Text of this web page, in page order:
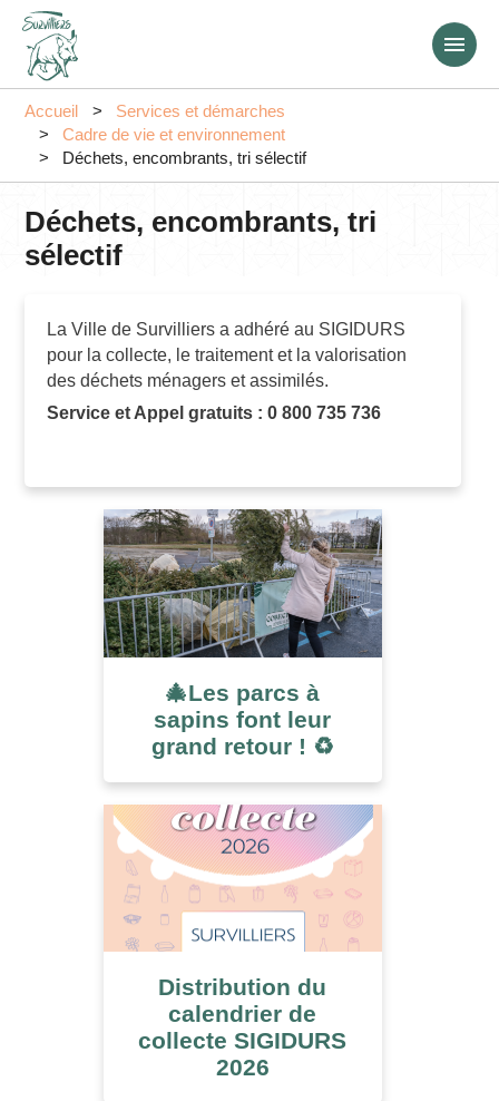
Accueil
Services et démarches
Cadre de vie et environnement
Déchets, encombrants, tri sélectif
Déchets, encombrants, tri
sélectif
La Ville de Survilliers a adhéré au SIGIDURS
pour lacollecte, le traitement et la valorisation
des déchets ménagers et assimilés.
Service et Appel gratuits : 0 800 735 736
🎄Les parcs à
sapins font leur
grand retour ! ♻️
Distribution du
calendrier de
collecte SIGIDURS
2026